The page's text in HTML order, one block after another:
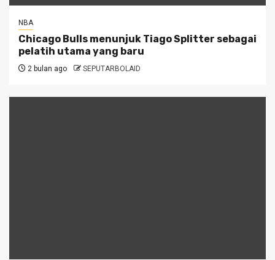
NBA
Chicago Bulls menunjuk Tiago Splitter sebagai
pelatih utama yang baru
2 bulan ago SEPUTARBOLAID